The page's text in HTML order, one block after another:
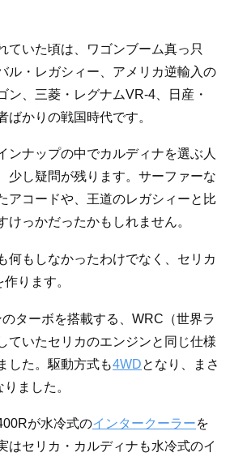
ていた頃は、ワゴンブーム真っ只
ル・レガシィー、アメリカ逆輸入の
ン、三菱・レグナムVR-4、日産・
ばかりの戦国時代です。
ンナップの中でカルディナを選ぶ人
少し疑問が残ります。サーファーな
アコードや、王道のレガシィーと比
けっかだったかもしれません。
何もしなかったわけでなく、セリカ
ります。
ターボを搭載する、WRC（世界ラ
ていたセリカのエンジンと同じ仕様
した。駆動方式も4WDとなり、まさ
ました。
が水冷式のインタークーラーを
はセリカ・カルディナも水冷式のイ